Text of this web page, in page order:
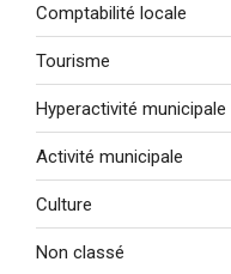
Comptabilité locale
Tourisme
Hyperactivité municipale
Activité municipale
Culture
Non classé